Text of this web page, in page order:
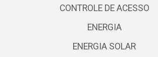
CONTROLE DE ACESSO
ENERGIA
ENERGIA SOLAR